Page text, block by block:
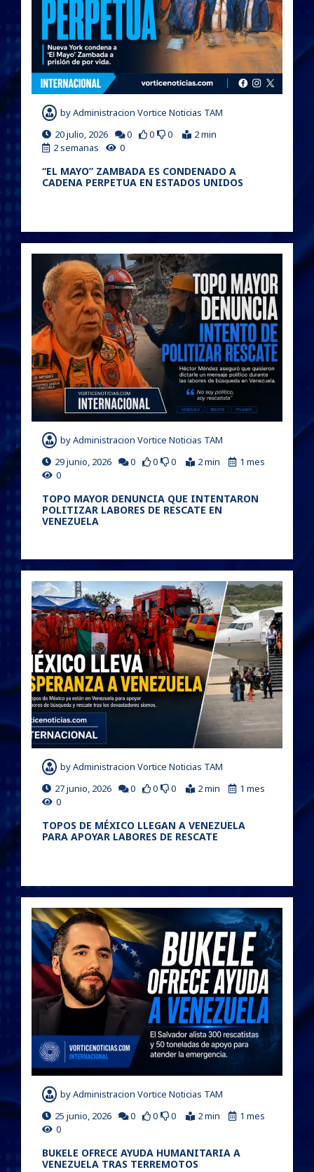
byAdministracion Vortice Noticias TAM
20 julio, 2026
0 0 0
2 min
2 semanas
0
“EL MAYO” ZAMBADA ES CONDENADO A
CADENA PERPETUA EN ESTADOS UNIDOS
byAdministracion Vortice Noticias TAM
29 junio, 2026
0 0 0 2 min
1 mes
0
TOPO MAYOR DENUNCIA QUE INTENTARON
POLITIZAR LABORES DE RESCATE EN
VENEZUELA
byAdministracion Vortice Noticias TAM
27 junio, 2026
0 0 0 2 min
1 mes
0
TOPOS DE MÉXICO LLEGAN A VENEZUELA
PARA APOYAR LABORES DE RESCATE
byAdministracion Vortice Noticias TAM
25 junio, 2026
0 0 0 2 min
1 mes
0
BUKELE OFRECE AYUDA HUMANITARIA A
VENEZUELA TRAS TERREMOTOS